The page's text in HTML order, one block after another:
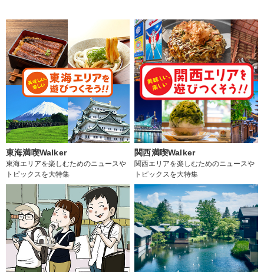
東海満喫Walker
東海エリアを楽しむためのニュースや
トピックスを大特集
関西満喫Walker
関西エリアを楽しむためのニュースや
トピックスを大特集